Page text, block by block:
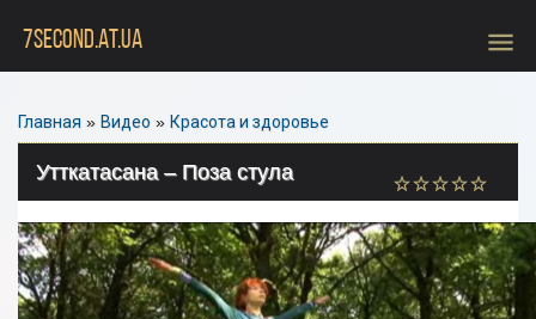
7SECOND.AT.UA menu
Главная » Видео » Красота и здоровье
Утткатасана – Поза стула